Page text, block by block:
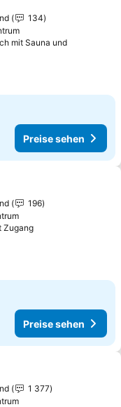
134
mit Sauna und
Preise sehen
hinzufügen
196
ZugangPreise sehen
Preise sehen
hinzufügen
1 377